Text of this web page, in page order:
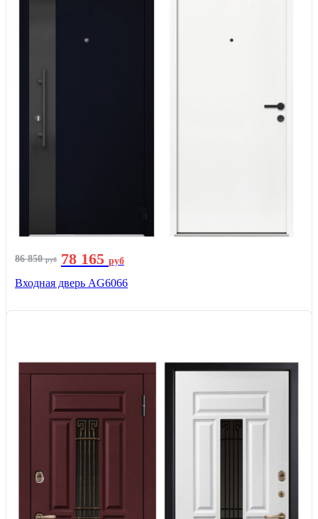
86 850руб 78 165 руб
Входная дверь AG6066